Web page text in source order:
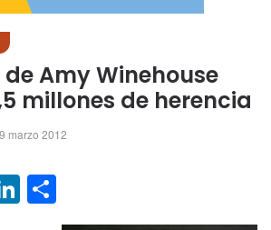
Amy Winehouse
millones de herencia
marzo 2012
LinkedIn